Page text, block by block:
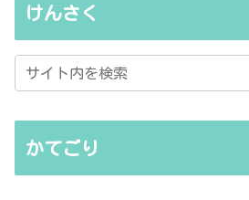
けんさく
かてごり